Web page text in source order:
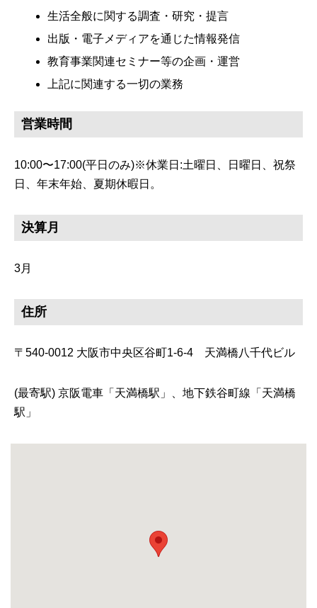
生活全般に関する調査・研究・提言
出版・電子メディアを通じた情報発信
教育事業関連セミナー等の企画・運営
上記に関連する一切の業務
営業時間
10:00〜17:00(平日のみ)※休業日:土曜日、日曜日、祝祭
日、年末年始、夏期休暇日。
決算月
3月
住所
〒540-0012 大阪市中央区谷町1-6-4 天満橋八千代ビル
(最寄駅) 京阪電車「天満橋駅」、地下鉄谷町線「天満橋
駅」